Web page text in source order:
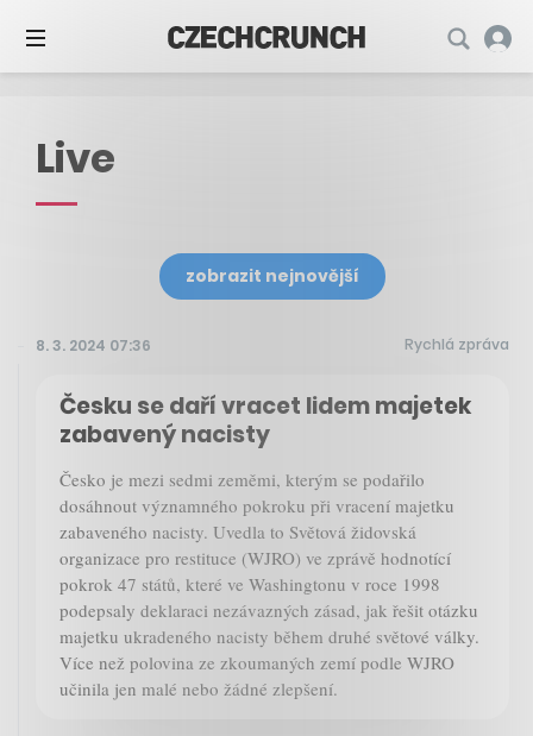
Live
zobrazit nejnovější
8. 3. 2024 07:36 Rychlá zpráva
Česku se daří vracet lidem majetek
zabavený nacisty
Česko je mezi sedmi zeměmi, kterým se podařilo
dosáhnout významného pokroku při vracení majetku
zabaveného nacisty. Uvedla to Světová židovská
organizace pro restituce (WJRO) ve zprávě hodnotící
pokrok 47 států, které ve Washingtonu v roce 1998
podepsaly deklaraci nezávazných zásad, jak řešit otázku
majetku ukradeného nacisty během druhé světové války.
Více než polovina ze zkoumaných zemí podle WJRO
učinila jen malé nebo žádné zlepšení.